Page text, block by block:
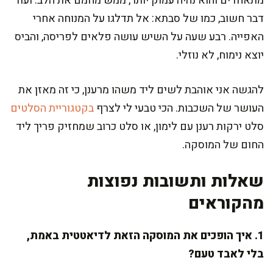
דבר חשוב, כמו של סבתא: אל תדלגו על המנוחה אחרי
האפייה. רבע שעה על השיש עושה פלאים לפריסה, והביס
יוצא נימוח, לא נוזלי.
להגשה אני אוהבת לשים ליד משהו מרענן, כי זה מאזן את
העושר של השכבות. הכי טבעי לי לצרףבקטגוריית הסלטים
סלט ירקות רענן עם לימון, או סלט כרוב שמחזיק פריך ליד
החום של המוסקה.
שאלות ותשובות נפוצות
מהקוראים
1. איך הופכים את המוסקה הזאת לדיאטטית באמת,
בלי לאבד טעם?